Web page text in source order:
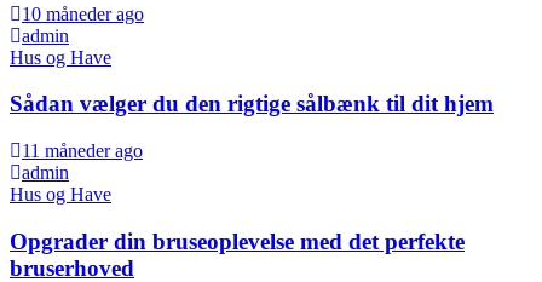
10 måneder ago
admin
Hus og Have
Sådan vælger du den rigtige sålbænk til dit hjem
11 måneder ago
admin
Hus og Have
Opgrader din bruseoplevelse med det perfekte
bruserhoved